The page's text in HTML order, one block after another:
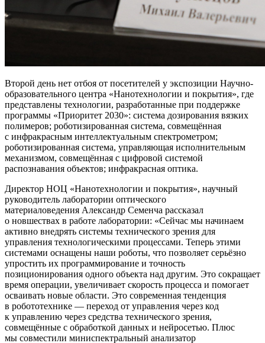
Второй день нет отбоя от посетителей у экспозиции Научно-
образовательного центра «Нанотехнологии и покрытия», где
представлены технологии, разработанные при поддержке
программы «Приоритет 2030»: система дозирования вязких
полимеров; роботизированная система, совмещённая
с инфракрасным интеллектуальным спектрометром;
роботизированная система, управляющая исполнительным
механизмом, совмещённая с цифровой системой
распознавания объектов; инфракрасная оптика.
Директор НОЦ «Нанотехнологии и покрытия», научный
руководитель лаборатории оптического
материаловедения Александр Семенча рассказал
о новшествах в работе лаборатории:
Сейчас мы начинаем
активно внедрять системы технического зрения для
управления технологическими процессами. Теперь этими
системами оснащены наши роботы, что позволяет серьёзно
упростить их программирование и точность
позиционирования одного объекта над другим. Это сокращает
время операции, увеличивает скорость процесса и помогает
осваивать новые области. Это современная тенденция
в робототехнике — переход от управления через код
к управлению через средства технического зрения,
совмещённые с обработкой данных и нейросетью. Плюс
мы совместили миниспектральный анализатор